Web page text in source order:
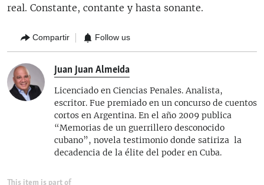
real. Constante, contante y hasta sonante.
Compartir Follow us
Juan Juan Almeida
Licenciado en Ciencias Penales. Analista,
escritor. Fue premiado en un concurso de cuentos
cortos en Argentina. En el año 2009 publica
“Memorias de un guerrillero desconocido
cubano”, novela testimonio donde satiriza la
decadencia de la élite del poder en Cuba.
This item is part of